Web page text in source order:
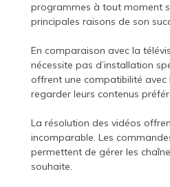
programmes à tout moment
principales raisons de son
En comparaison avec la
nécessite pas d’installation
offrent une compatibilité avec
regarder leurs contenus
La résolution des vidéos
incomparable. Les
permettent de gérer les
souhaite.